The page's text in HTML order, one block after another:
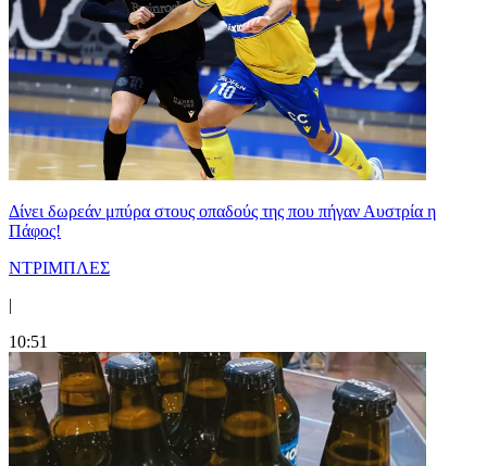
Δίνει δωρεάν μπύρα στους οπαδούς της που πήγαν Αυστρία η
Πάφος!
ΝΤΡΙΜΠΛΕΣ
|
10:51